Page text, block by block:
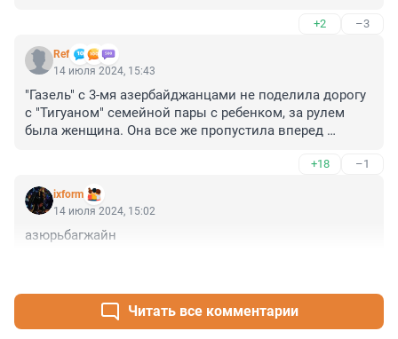
отечественная арматура лучше отечественного спрея!
+2 –3
Ref
14 июля 2024, 15:43
"Газель" с 3-мя азербайджанцами не поделила дорогу
с "Тигуаном" семейной пары с ребенком, за рулем
была женщина. Она все же пропустила вперед
они перегородили дорогу. Мужчина вышел против
троих, напавших на его семью.
+18 –1
ixform
14 июля 2024, 15:02
азюрьбагжайн
Читать все комментарии